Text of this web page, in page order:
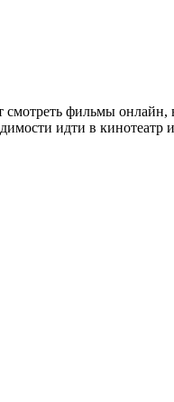
фильмы онлайн,
идти в